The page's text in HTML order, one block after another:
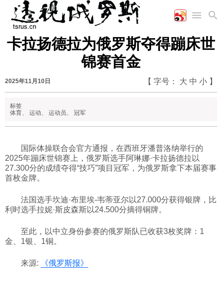
首页
国际
时政
军事
陆军
军事合作
评论
经济
工业
能源
农业
科技
社会
美食
娱乐
漫画
视频
图表
卡拉扬德拉为俄罗斯夺得蹦床世
锦赛首金
2025年11月10日 【 字号： 大 中 小 】
标签
体育、 运动、 运动员、 冠军
国际体操联合会官方通报，在西班牙潘普洛纳举行的
2025年蹦床世锦赛上，俄罗斯选手阿琳娜·卡拉扬德拉以
27.300分的成绩夺得“技巧”项目冠军，为俄罗斯拿下本届赛事
首枚金牌。
法国选手坎迪·布里埃-韦蒂亚尔以27.000分获得银牌，比
利时选手拉妮·斯皮森斯以24.500分摘得铜牌。
至此，以中立身份参赛的俄罗斯队已收获3枚奖牌：1
金、1银、1铜。
来源: 《俄罗斯报》